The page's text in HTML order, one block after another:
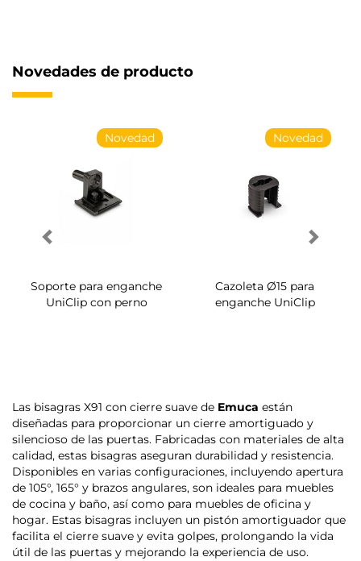
Novedades de producto
Novedad
UniClip
Novedad
System Ø14
Las bisagras X91 con cierre suave de Emuca están
diseñadas para proporcionar un cierre amortiguado y
silencioso de las puertas. Fabricadas con materiales de alta
calidad, estas bisagras aseguran durabilidad y resistencia.
Disponibles en varias configuraciones, incluyendo apertura
de 105°, 165° y brazos angulares, son ideales para muebles
de cocina y baño, así como para muebles de oficina y
hogar. Estas bisagras incluyen un pistón amortiguador que
facilita el cierre suave y evita golpes, prolongando la vida
útil de las puertas y mejorando la experiencia de uso.